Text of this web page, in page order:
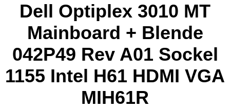
Dell Optiplex 3010 MT
Mainboard + Blende
042P49 Rev A01 Sockel
1155 Intel H61 HDMI VGA
MIH61R